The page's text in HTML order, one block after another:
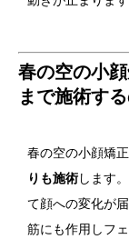
春の空の小
まで施術す
春の空の小顔矯
りも施術します
て顔への変化が
筋にも作用しフ